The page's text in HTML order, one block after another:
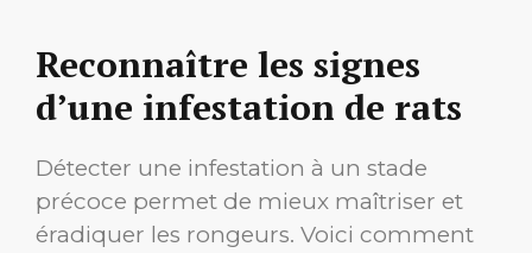
Reconnaître les signes
d’une infestation de rats
Détecter une infestation à un stade
précoce permet de mieux maîtriser et
éradiquer les rongeurs. Voici comment